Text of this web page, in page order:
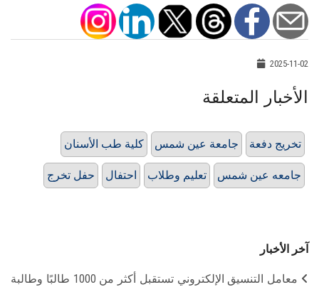
2025-11-02
الأخبار المتعلقة
كلية طب الأسنان جامعة عين شمس تخريج دفعة
حفل تخرج احتفال تعليم وطلاب جامعه عين شمس
آخر الأخبار
معامل التنسيق الإلكتروني تستقبل أكثر من 1000 طالبًا وطالبة